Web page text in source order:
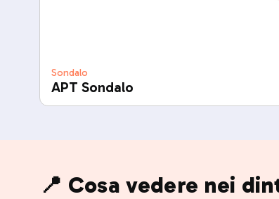
Sondalo
APT Sondalo
📍 Cosa vedere nei